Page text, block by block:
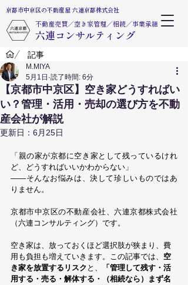
不動産売買​／空き家管理／相続／事業承継
​六連コンサルティング
​京都市中京区の不動産屋 六連京都株式会社
/ 記事
【京都市中京区】空き家どうすればい
い？管理・活用・売却の選び方を不動
産会社が解説
M.MIYA
5月1日 読了時間: 6分
更新日： 6月25日
「親の家が京都に空き家として残っているけれ
ど、どうすればいいかわからない」
——そんなお悩みは、決して珍しいものではあ
りません。
京都市中京区の不動産会社、六連京都株式会社
（六連コンサルティング）です。
空き家は、放っておくほど選択肢が狭まり、費
用も負担も増えていきます。この記事では、 空
き家を放置するリスク と、
「管理して残す・活
用する・売る・解体する・（相続なら）まず名